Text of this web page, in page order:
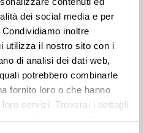
dei social media e per
inoltre
utilizza il nostro sito con i
di analisi dei dati web,
potrebbero combinarle
fornito loro o che hanno
servizi. Troverai i dettagli
TITANSTUCCO